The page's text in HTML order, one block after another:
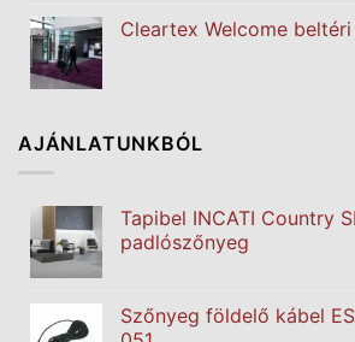
Cleartex Welcome
AJÁNLATUNKBÓL
Tapibel INCATI Country
padlószőnyeg
Szőnyeg földelő kábel